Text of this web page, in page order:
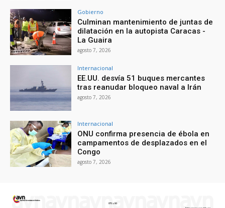
Gobierno
Culminan mantenimiento de juntas de
dilatación en la autopista Caracas -
La Guaira
agosto 7, 2026
Internacional
EE.UU. desvía 51 buques mercantes
tras reanudar bloqueo naval a Irán
agosto 7, 2026
Internacional
ONU confirma presencia de ébola en
campamentos de desplazados en el
Congo
agosto 7, 2026